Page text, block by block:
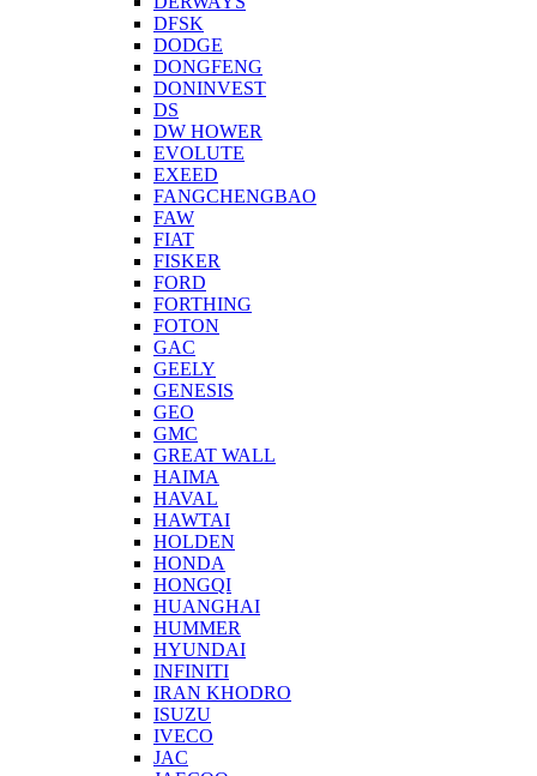
DFSK
DODGE
DONGFENG
DONINVEST
DS
DW HOWER
EVOLUTE
EXEED
FANGCHENGBAO
FAW
FIAT
FISKER
FORD
FORTHING
FOTON
GAC
GEELY
GENESIS
GEO
GMC
GREAT WALL
HAIMA
HAVAL
HAWTAI
HOLDEN
HONDA
HONGQI
HUANGHAI
HUMMER
HYUNDAI
INFINITI
IRAN KHODRO
ISUZU
IVECO
JAC